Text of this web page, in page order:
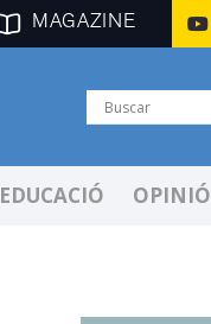
MAGAZINE
EDUCACIÓ OPINIÓ